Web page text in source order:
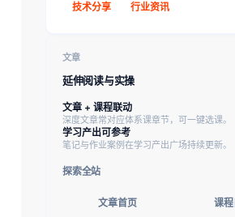
技术分享 行业资讯
文章
延伸阅读与实操
文章 + 课程联动
深度文章常对应体系课章节，可一键选课。
学习产出可参考
笔记与作业案例在学习产出广场持续更新。
探索全站
文章首页 课